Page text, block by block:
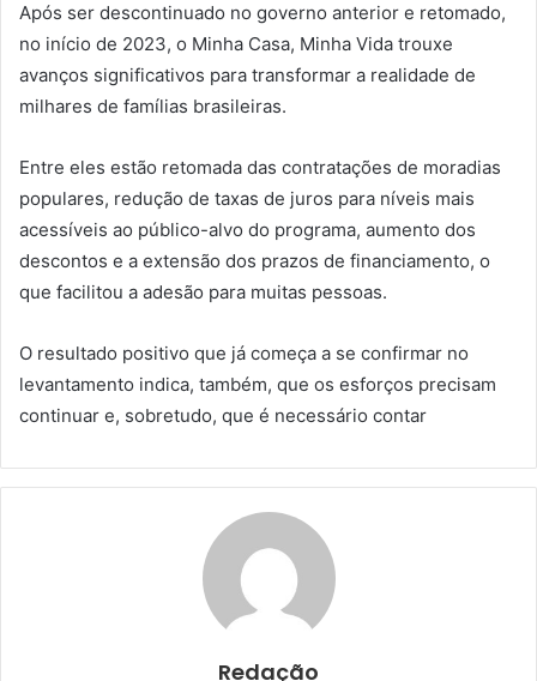
Após ser descontinuado no governo anterior e retomado,
no início de 2023, o Minha Casa, Minha Vida trouxe
avanços significativos para transformar a realidade de
milhares de famílias brasileiras.
Entre eles estão retomada das contratações de moradias
populares, redução de taxas de juros para níveis mais
acessíveis ao público-alvo do programa, aumento dos
descontos e a extensão dos prazos de financiamento, o
que facilitou a adesão para muitas pessoas.
O resultado positivo que já começa a se confirmar no
levantamento indica, também, que os esforços precisam
continuar e, sobretudo, que é necessário contar
Redação